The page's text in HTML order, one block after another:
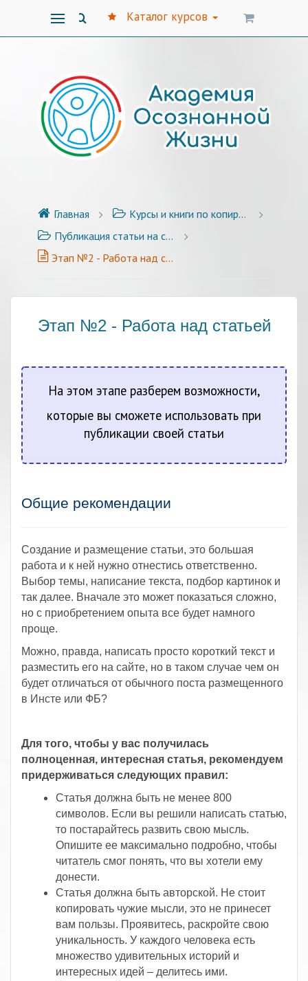
Каталог курсов
Главная
Курсы и книги по копирайтингу
Публикация статьи на сайте - Пошаговая инструкция - 3 этапа
Этап №2 - Работа над статьей
Этап №2 - Работа над статьей
На этом этапе разберем возможности,
которые вы сможете использовать при
публикации своей статьи
Общие рекомендации
Создание и размещение статьи, это большая
работа и к ней нужно отнестись ответственно.
Выбор темы, написание текста, подбор картинок и
так далее. Вначале это может показаться сложно,
но с приобретением опыта все будет намного
проще.
Можно, правда, написать просто короткий текст и
разместить его на сайте, но в таком случае чем он
будет отличаться от обычного поста размещенного
в Инсте или ФБ?
Для того, чтобы у вас получилась
полноценная, интересная статья, рекомендуем
придерживаться следующих правил:
Статья должна быть не менее 800
символов. Если вы решили написать статью,
то постарайтесь развить свою мысль.
Опишите ее максимально подробно, чтобы
читатель смог понять, что вы хотели ему
донести.
Статья должна быть авторской. Не стоит
копировать чужие мысли, это не принесет
вам пользы. Проявитесь, раскройте свою
уникальность. У каждого человека есть
множество удивительных историй и
интересных идей – делитесь ими.